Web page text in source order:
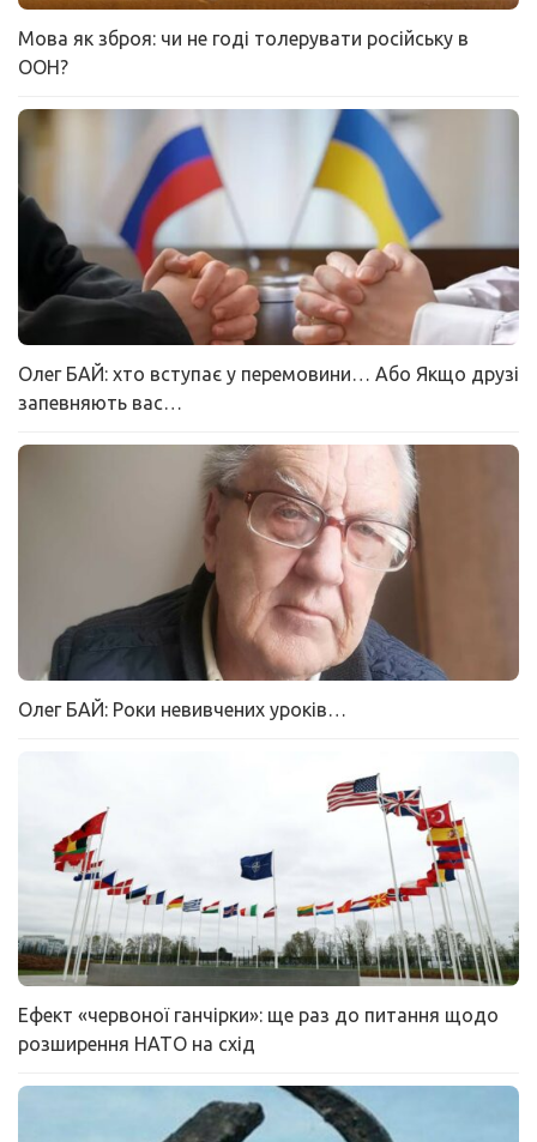
Мова як зброя: чи не годі толерувати російську в
ООН?
Олег БАЙ: хто вступає у перемовини… Або Якщо друзі
запевняють вас…
Олег БАЙ: Роки невивчених уроків…
Ефект «червоної ганчірки»: ще раз до питання щодо
розширення НАТО на схід